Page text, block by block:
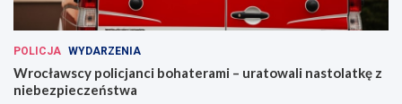
POLICJA WYDARZENIA
Wrocławscy policjanci bohaterami – uratowali nastolatkę z
niebezpieczeństwa